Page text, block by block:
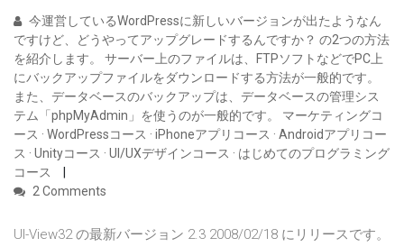
今運営しているWordPressに新しいバージョンが出たようなん
ですけど、どうやってアップグレードするんですか？ の2つの方法
を紹介します。 サーバー上のファイルは、FTPソフトなどでPC上
にバックアップファイルをダウンロードする方法が一般的です。
また、データベースのバックアップは、データベースの管理シス
テム「phpMyAdmin」を使うのが一般的です。 マーケティングコ
ース · WordPressコース · iPhoneアプリコース · Androidアプリコー
ス · Unityコース · UI/UXデザインコース · はじめてのプログラミング
コース
2 Comments
UI-View32 の最新バージョン 2.3 2008/02/18 にリリースです。